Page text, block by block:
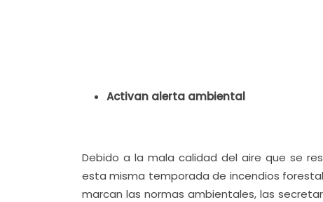
Activan alerta ambiental
Debido a la mala calidad del aire que se
esta misma temporada de incendios
marcan las normas ambientales, las